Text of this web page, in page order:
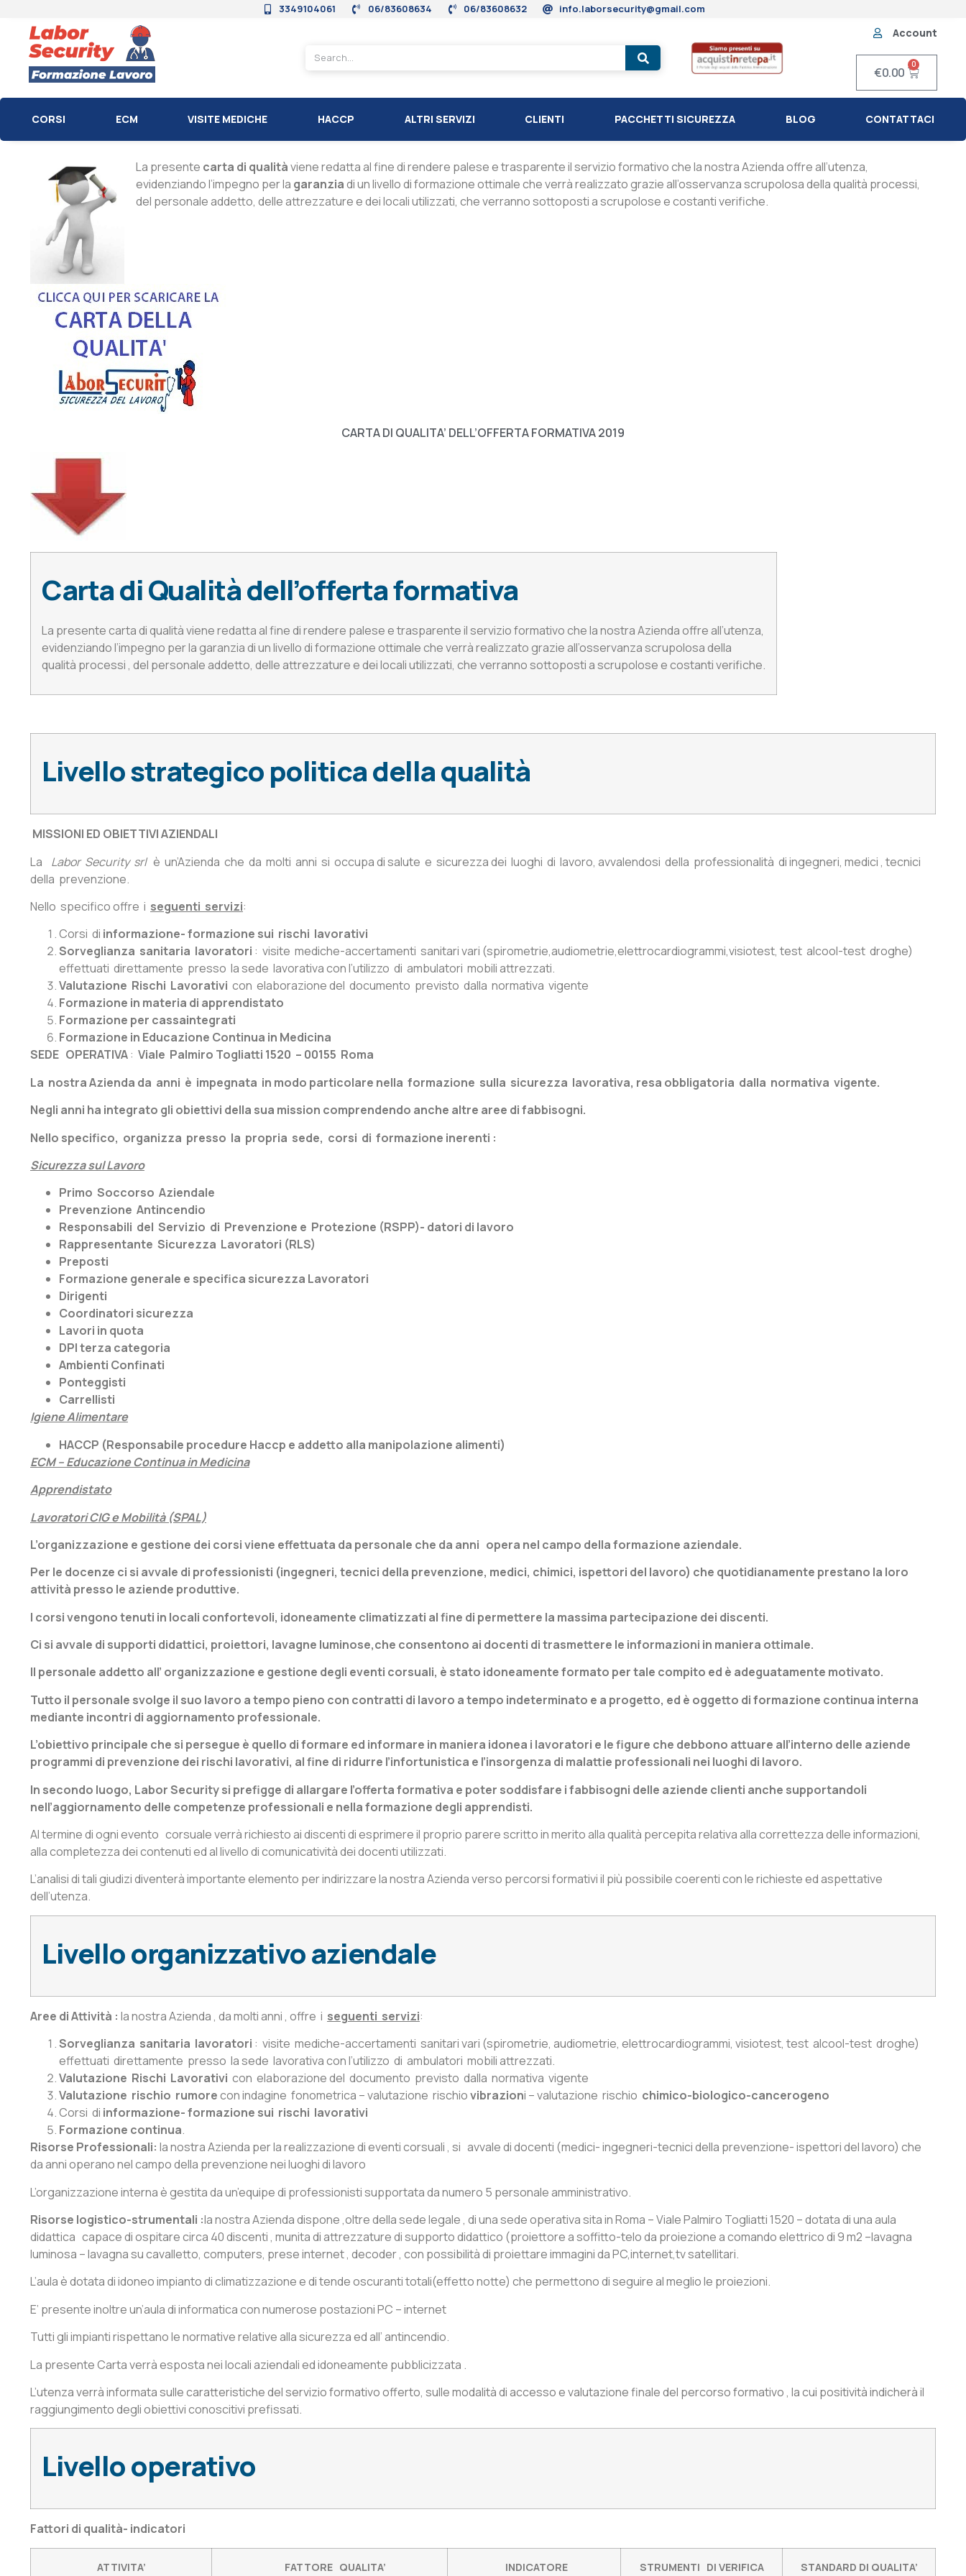
3349104061 06/83608634 06/83608632 info.laborsecurity@gmail.com
Account
€0.00
0
CORSI ECM VISITE MEDICHE HACCP ALTRI SERVIZI CLIENTI PACCHETTI SICUREZZA BLOG CONTATTACI
La presente carta di qualitàviene redatta al fine di rendere palese e trasparente il servizio formativo che la nostra Azienda offre all’utenza,
evidenziando l’impegno per la garanziadi un livello di formazione ottimale che verrà realizzato grazie all’osservanza scrupolosa della qualità processi,
del personale addetto, delle attrezzature e dei locali utilizzati, che verranno sottoposti a scrupolose e costanti verifiche.
CARTA DI QUALITA’ DELL’OFFERTA FORMATIVA 2019
Carta di Qualità dell’offerta formativa
La presente carta di qualità viene redatta al fine di rendere palese e trasparente il servizio formativo che la nostra Azienda offre all’utenza,
evidenziando l’impegno per la garanzia di un livello di formazione ottimale che verrà realizzato grazie all’osservanza scrupolosa della
qualità processi , del personale addetto, delle attrezzature e dei locali utilizzati, che verranno sottoposti a scrupolose e costanti verifiche.
Livello strategico politica della qualità
MISSIONI ED OBIETTIVI AZIENDALI
La Labor Security srlè un’Azienda che da molti anni si occupa di salute e sicurezza dei luoghi di lavoro, avvalendosi della professionalità di ingegneri, medici , tecnici
della prevenzione.
Nello specifico offre i seguenti servizi:
Corsi di informazione- formazione sui rischi lavorativi
Sorveglianza sanitaria lavoratori : visite mediche-accertamenti sanitari vari (spirometrie,audiometrie,elettrocardiogrammi,visiotest, test alcool-test droghe)
effettuati direttamente presso la sede lavorativa con l’utilizzo di ambulatori mobili attrezzati.
Valutazione Rischi Lavorativi con elaborazione del documento previsto dalla normativa vigente
Formazione in materia di apprendistato
Formazione per cassaintegrati
Formazione in Educazione Continua in Medicina
SEDE OPERATIVA: Viale Palmiro Togliatti 1520 – 00155 Roma
La nostra Azienda da anni è impegnata in modo particolare nella formazione sulla sicurezza lavorativa, resa obbligatoria dalla normativa vigente.
Negli anni ha integrato gli obiettivi della sua mission comprendendo anche altre aree di fabbisogni.
Nello specifico, organizza presso la propria sede, corsi di formazione inerenti :
Sicurezza sul Lavoro
Primo Soccorso Aziendale
Prevenzione Antincendio
Responsabili del Servizio di Prevenzione e Protezione (RSPP)- datori di lavoro
Rappresentante Sicurezza Lavoratori (RLS)
Preposti
Formazione generale e specifica sicurezza Lavoratori
Dirigenti
Coordinatori sicurezza
Lavori in quota
DPI terza categoria
Ambienti Confinati
Ponteggisti
Carrellisti
Igiene Alimentare
HACCP (Responsabile procedure Haccp e addetto alla manipolazione alimenti)
ECM – Educazione Continua in Medicina
Apprendistato
Lavoratori CIG e Mobilità (SPAL)
L’organizzazione e gestione dei corsi viene effettuata da personale che da anni opera nel campo della formazione aziendale.
Per le docenze ci si avvale di professionisti (ingegneri, tecnici della prevenzione, medici, chimici, ispettori del lavoro) che quotidianamente prestano la loro
attività presso le aziende produttive.
I corsi vengono tenuti in locali confortevoli, idoneamente climatizzati al fine di permettere la massima partecipazione dei discenti.
Ci si avvale di supporti didattici, proiettori, lavagne luminose,che consentono ai docenti di trasmettere le informazioni in maniera ottimale.
Il personale addetto all’ organizzazione e gestione degli eventi corsuali, è stato idoneamente formato per tale compito ed è adeguatamente motivato.
Tutto il personale svolge il suo lavoro a tempo pieno con contratti di lavoro a tempo indeterminato e a progetto, ed è oggetto di formazione continua interna
mediante incontri di aggiornamento professionale.
L’obiettivo principale che si persegue è quello di formare ed informare in maniera idonea i lavoratori e le figure che debbono attuare all’interno delle aziende
programmi di prevenzione dei rischi lavorativi, al fine di ridurre l’infortunistica e l’insorgenza di malattie professionali nei luoghi di lavoro.
In secondo luogo, Labor Security si prefigge di allargare l’offerta formativa e poter soddisfare i fabbisogni delle aziende clienti anche supportandoli
nell’aggiornamento delle competenze professionali e nella formazione degli apprendisti.
Al termine di ogni evento corsuale verrà richiesto ai discenti di esprimere il proprio parere scritto in merito alla qualità percepita relativa alla correttezza delle informazioni,
alla completezza dei contenuti ed al livello di comunicatività dei docenti utilizzati.
L’analisi di tali giudizi diventerà importante elemento per indirizzare la nostra Azienda verso percorsi formativi il più possibile coerenti con le richieste ed aspettative
dell’utenza.
Livello organizzativo aziendale
Aree di Attività : la nostra Azienda , da molti anni , offre i seguenti servizi:
Sorveglianza sanitaria lavoratori : visite mediche-accertamenti sanitari vari (spirometrie, audiometrie, elettrocardiogrammi, visiotest, test alcool-test droghe)
effettuati direttamente presso la sede lavorativa con l’utilizzo di ambulatori mobili attrezzati.
Valutazione Rischi Lavorativi con elaborazione del documento previsto dalla normativa vigente
Valutazione rischio rumorecon indagine fonometrica – valutazione rischiovibrazioni – valutazione rischio chimico-biologico-cancerogeno
Corsi di informazione- formazione sui rischi lavorativi
Formazione continua.
Risorse Professionali: la nostra Azienda per la realizzazione di eventi corsuali , si avvale di docenti (medici- ingegneri-tecnici della prevenzione- ispettori del lavoro) che
da anni operano nel campo della prevenzione nei luoghi di lavoro
L’organizzazione interna è gestita da un’equipe di professionisti supportata da numero 5 personale amministrativo.
Risorse logistico-strumentali :la nostra Azienda dispone ,oltre della sede legale , di una sede operativa sita in Roma – Viale Palmiro Togliatti 1520 – dotata di una aula
didattica capace di ospitare circa 40 discenti , munita di attrezzature di supporto didattico (proiettore a soffitto-telo da proiezione a comando elettrico di 9 m2 –lavagna
luminosa – lavagna su cavalletto, computers, prese internet , decoder , con possibilità di proiettare immagini da PC,internet,tv satellitari.
L’aula è dotata di idoneo impianto di climatizzazione e di tende oscuranti totali(effetto notte) che permettono di seguire al meglio le proiezioni.
E’ presente inoltre un’aula di informatica con numerose postazioni PC – internet
Tutti gli impianti rispettano le normative relative alla sicurezza ed all’ antincendio.
La presente Carta verrà esposta nei locali aziendali ed idoneamente pubblicizzata .
L’utenza verrà informata sulle caratteristiche del servizio formativo offerto, sulle modalità di accesso e valutazione finale del percorso formativo , la cui positività indicherà il
raggiungimento degli obiettivi conoscitivi prefissati.
Livello operativo
Fattori di qualità- indicatori
ATTIVITA’ FATTORE QUALITA’ INDICATORE STRUMENTI DI VERIFICA STANDARD DI QUALITA’